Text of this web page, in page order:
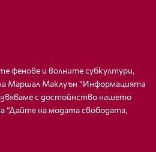
фенове и волните субкултури,
Маршал Маклуън “Информацията
с достойнство нашето
“Дайте на модата свободата,